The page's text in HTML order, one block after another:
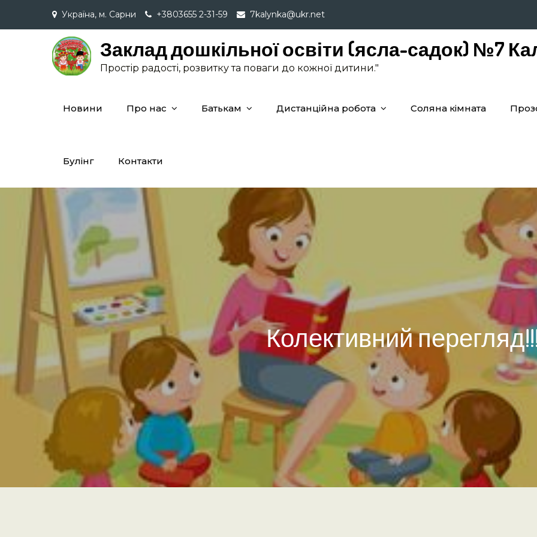
Україна, м. Сарни +3803655 2-31-59 7kalynka@ukr.net
Заклад дошкільної освіти (ясла-садок) №7
Простір радості, розвитку та поваги до кожної дитини."
Новини Про нас Батькам Дистанційна робота Соляна кімната
Булінг Контакти
Колективний